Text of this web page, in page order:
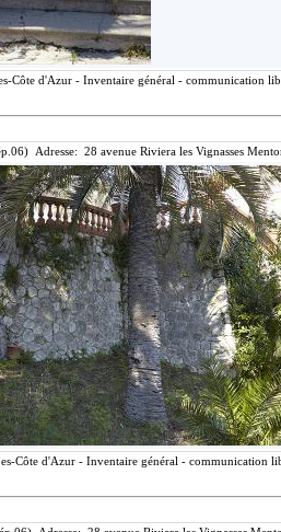
Côte d'Azur - Inventaire général - communication
Adresse: 28 avenue Riviera les Vignasses
Côte d'Azur - Inventaire général - communication